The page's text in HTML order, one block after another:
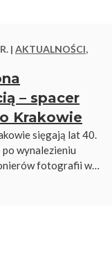
| AKTUALNOŚCI,
– spacer
Krakowie
sięgają lat 40.
po wynalezieniu
fotografii w…